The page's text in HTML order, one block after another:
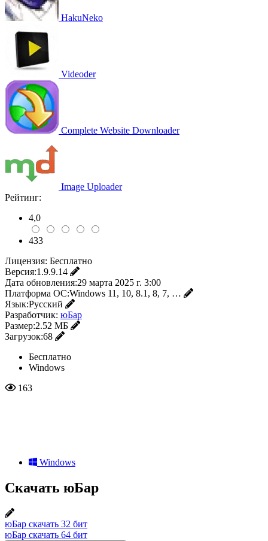
HakuNeko
Videoder
Complete Website Downloader
Image Uploader
Рейтинг:
4,0
433
Лицензия: Бесплатно
Версия:1.9.9.14
Дата обновления:29 марта 2025 г. 3:00
Платформа ОС:Windows 11, 10, 8.1, 8, 7, …
Язык:Русский
Разработчик: юБар
Размер:2.52 МБ
Загрузок:68
Бесплатно
Windows
163
Windows
Скачать юБар
юБар скачать 32 бит
юБар скачать 64 бит